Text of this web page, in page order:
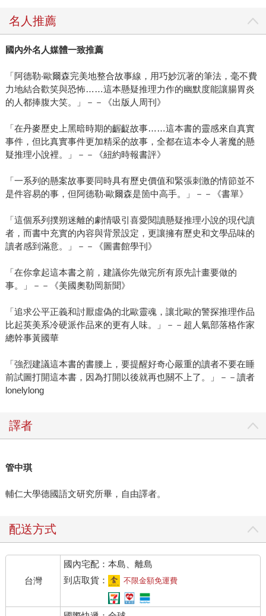
名人推薦
國內外名人媒體一致推薦
「阿德勒‧歐爾森完美地整合故事線，用巧妙沉著的筆法，毫不費
力地結合歡笑與恐怖……這本懸疑推理力作的幽默度能讓腸胃炎
的人都捧腹大笑。」－－《出版人周刊》
「在丹麥歷史上黑暗時期的齷齪故事……這本書的靈感來自真實
事件，但比真實事件更加精采的故事，全都在這本令人著魔的懸
疑推理小說裡。」－－《紐約時報書評》
「一系列的懸案故事要同時具有歷史價值和緊張刺激的情節並不
是件容易的事，但阿德勒‧歐爾森是箇中高手。」－－《書單》
「這個系列撲朔迷離的劇情吸引喜愛閱讀懸疑推理小說的現代讀
者，而書中充實的內容與背景設定，更讓擁有歷史和文學品味的
讀者感到滿意。」－－《圖書館學刊》
「在你拿起這本書之前，建議你先做完所有原先計畫要做的
事。」－－《美國奧勒岡新聞》
「追求公平正義和討厭虛偽的北歐靈魂，讓北歐的警探推理作品
比起英美系冷硬派作品來的更有人味。」－－超人氣部落格作家
總幹事黃國華
「強烈建議這本書的書腰上，要提醒好奇心嚴重的讀者不要在睡
前試圖打開這本書，因為打開以後就再也關不上了。」－－讀者
lonelylong
譯者
管中琪
輔仁大學德國語文研究所畢，自由譯者。
配送方式
台灣
國內宅配：本島、離島
到店取貨：
不限金額免運費